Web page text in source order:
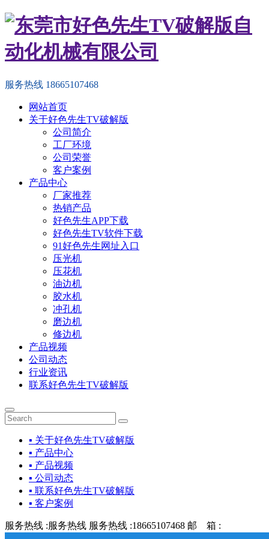
服务热线 18665107468
网站首页
关于好色先生TV破解版
公司简介
工厂环境
公司荣誉
客户案例
产品中心
厂家推荐
热销产品
好色先生APP下载
好色先生TV软件下载
91好色先生网址入口
压光机
压花机
油边机
胶水机
冲孔机
磨边机
修边机
产品视频
公司动态
行业资讯
联系好色先生TV破解版
▪ 关于好色先生TV破解版
▪ 产品中心
▪ 产品视频
▪ 公司动态
▪ 联系好色先生TV破解版
▪ 客户案例
服务热线 :服务热线 服务热线 :18665107468 邮 箱 :